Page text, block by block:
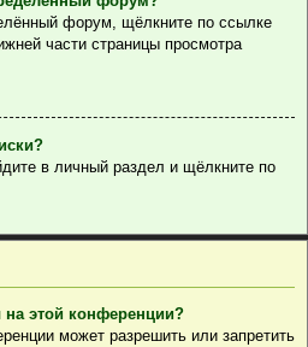
форум, щёлкните по ссылке
части страницы просмотра
в личный раздел и щёлкните по
этой конференции?
может разрешить или запретить